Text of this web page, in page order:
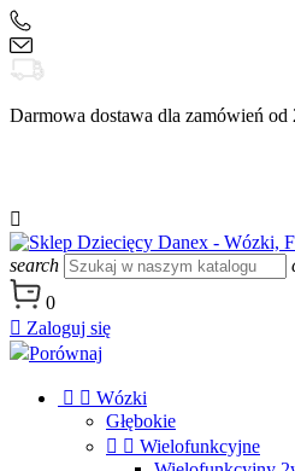
Darmowa dostawa dla zamówień od

search
0
 Zaloguj się
Porównaj
  Wózki
Głębokie
  Wielofunkcyjne